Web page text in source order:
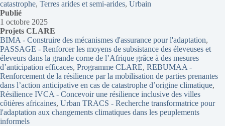
catastrophe, Terres arides et semi-arides, Urbain
Publié
1 octobre 2025
Projets CLARE
BIMA - Construire des mécanismes d'assurance pour l'adaptation
PASSAGE - Renforcer les moyens de subsistance des éleveuses et
éleveurs dans la grande corne de l’Afrique grâce à des mesures
d’anticipation efficaces, Programme CLARE, REBUMAA -
Renforcement de la résilience par la mobilisation de parties prenantes
dans l’action anticipative en cas de catastrophe d’origine climatique
Résilience IVCA - Concevoir une résilience inclusive des villes
côtières africaines, Urban TRACS - Recherche transformatrice pour
l'adaptation aux changements climatiques dans les peuplements
informels